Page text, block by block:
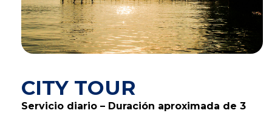
CITY TOUR
Servicio diario – Duración aproximada de 3